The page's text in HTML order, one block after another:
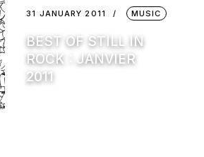
31 JANUARY 2011 MUSIC
BEST OF STILL IN
ROCK : JANVIER
2011